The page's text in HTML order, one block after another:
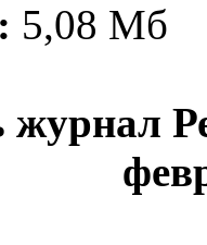
5,08 Мб
журнал